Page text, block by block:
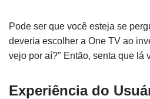
Pode ser que você esteja se
deveria escolher a One TV ao
vejo por aí?" Então, senta que lá
Experiência do